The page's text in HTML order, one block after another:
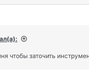
чтобы заточить